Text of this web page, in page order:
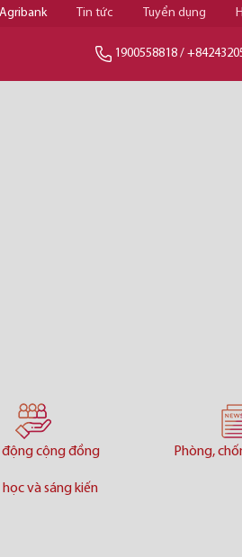
Tin tức Tuyển dụng
1900558818 /
cộng đồng Phòng,
học và sáng kiến